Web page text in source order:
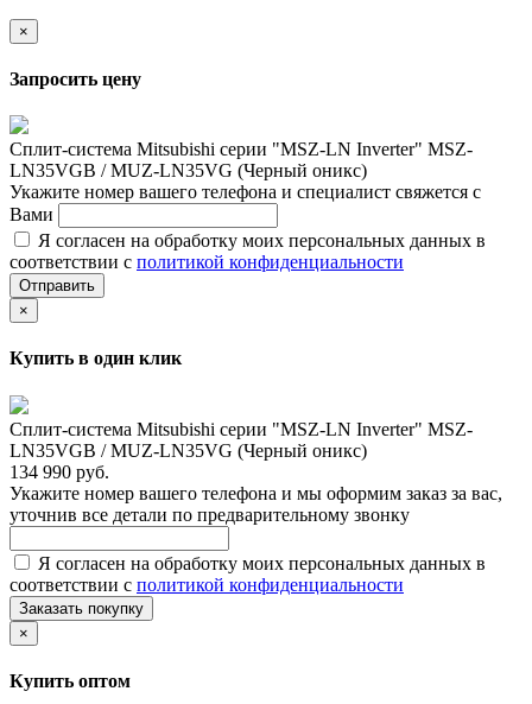
×
Запросить цену
Сплит-система Mitsubishi серии "MSZ-LN Inverter" MSZ-
LN35VGB / MUZ-LN35VG (Черный оникс)
Укажите номер вашего телефона и специалист свяжется с
Вами
Я согласен на обработку моих персональных данных в
соответствии с политикой конфиденциальности
Отправить
×
Купить в один клик
Сплит-система Mitsubishi серии "MSZ-LN Inverter" MSZ-
LN35VGB / MUZ-LN35VG (Черный оникс)
134 990 руб.
Укажите номер вашего телефона и мы оформим заказ за вас,
уточнив все детали по предварительному звонку
Я согласен на обработку моих персональных данных в
соответствии с политикой конфиденциальности
Заказать покупку
×
Купить оптом